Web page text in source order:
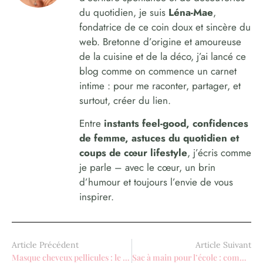
du quotidien, je suis Léna-Mae,
fondatrice de ce coin doux et sincère du
web. Bretonne d’origine et amoureuse
de la cuisine et de la déco, j’ai lancé ce
blog comme on commence un carnet
intime : pour me raconter, partager, et
surtout, créer du lien.
Entre instants feel-good, confidences
de femme, astuces du quotidien et
coups de cœur lifestyle, j’écris comme
je parle – avec le cœur, un brin
d’humour et toujours l’envie de vous
inspirer.
Article Précédent
Masque cheveux pellicules : le traitement maison au tea tree efficace
Article Suivant
Sac à main pour l’école : comment choisir le modèle A4 idéal ?